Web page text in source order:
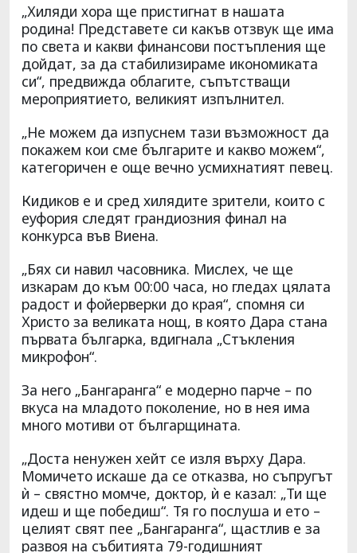
„Хиляди хора ще пристигнат в нашата
родина! Представете си какъв отзвук ще има
по света и какви финансови постъпления ще
дойдат, за да стабилизираме икономиката
си“, предвижда облагите, съпътстващи
мероприятието, великият изпълнител.
„Не можем да изпуснем тази възможност да
покажем кои сме българите и какво можем“,
категоричен е още вечно усмихнатият певец.
Кидиков е и сред хилядите зрители, които с
еуфория следят грандиозния финал на
конкурса във Виена.
„Бях си навил часовника. Мислех, че ще
изкарам до към 00:00 часа, но гледах цялата
радост и фойерверки до края“, спомня си
Христо за великата нощ, в която Дара стана
първата българка, вдигнала „Стъкления
микрофон“.
За него „Бангаранга“ е модерно парче – по
вкуса на младото поколение, но в нея има
много мотиви от българщината.
„Доста ненужен хейт се изля върху Дара.
Момичето искаше да се отказва, но съпругът
ѝ – свястно момче, доктор, ѝ е казал: „Ти ще
идеш и ще победиш“. Тя го послуша и ето –
целият свят пее „Бангаранга“, щастлив е за
развоя на събитията 79-годишният